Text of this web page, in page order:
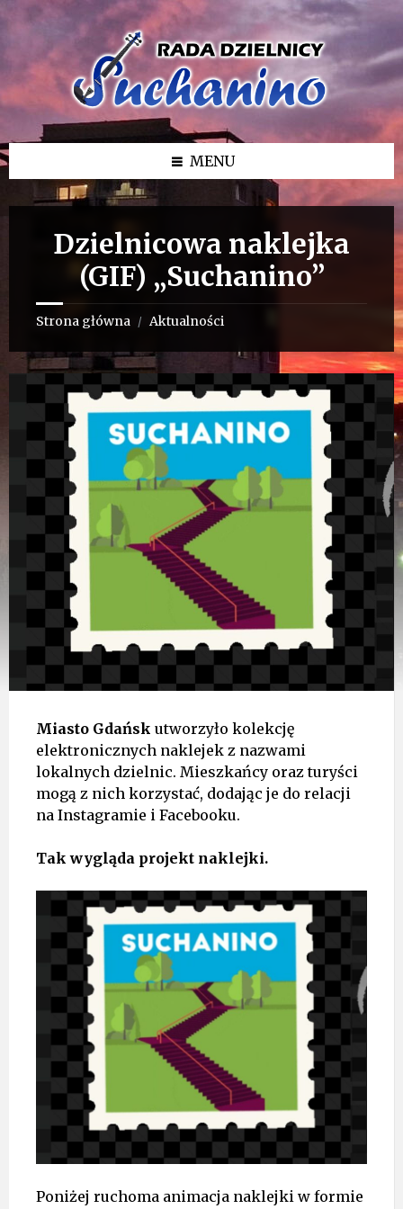
Przejdź
Przejdź
bocznego
Przejdź
MENU
Dzielnicowa naklejka
(GIF) „Suchanino”
Strona główna / Aktualności
Miasto Gdańsk utworzyło kolekcję
elektronicznych naklejek z nazwami
lokalnych dzielnic. Mieszkańcy oraz turyści
mogą z nich korzystać, dodając je do relacji
na Instagramie i Facebooku.
Tak wygląda projekt naklejki.
Poniżej ruchoma animacja naklejki w formie